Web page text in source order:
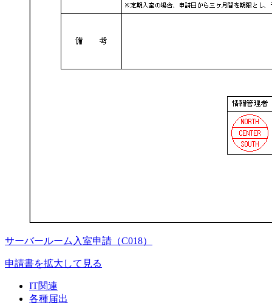
サーバールーム入室申請（C018）
申請書を拡大して見る
IT関連
各種届出